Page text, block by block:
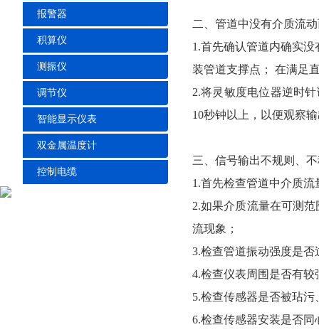
报警器
积算仪
测振仪
调节仪
智能显示仪表
双金属温度计
控制电缆
二、管道中没有介质流
1.首先确认管道内确实
装管道支撑点； 在满足
2.将灵敏度电位器逆时
10秒钟以上，以便观察
三、信号输出不规则、
1.首先检查管道中介质
2.如果介质流量在可测
流现象；
3.检查管道振动强度是
4.检查仪表周围是否有
5.检查传感器是否被玷
6.检查传感器安装是否